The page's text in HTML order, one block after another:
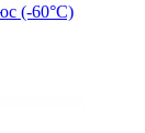
(-60°С)